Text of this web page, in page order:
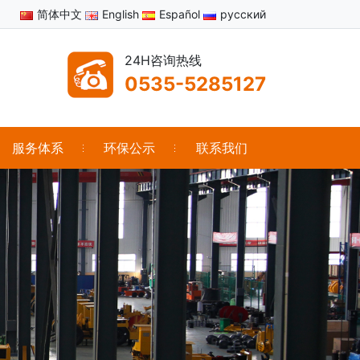
简体中文 English Español русский
24H咨询热线
0535-5285127
服务体系 环保公示 联系我们